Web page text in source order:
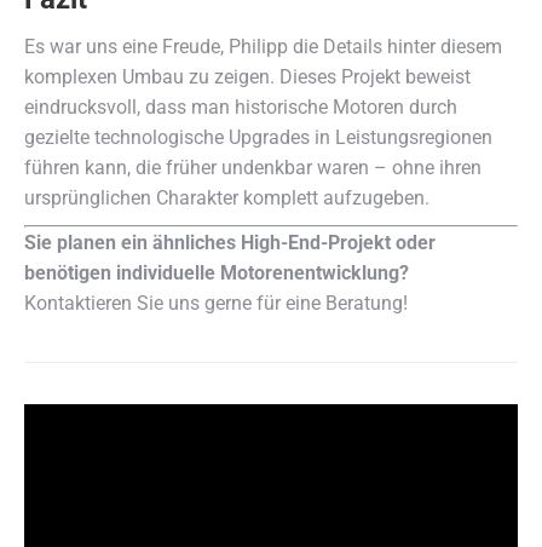
Es war uns eine Freude, Philipp die Details hinter diesem
komplexen Umbau zu zeigen. Dieses Projekt beweist
eindrucksvoll, dass man historische Motoren durch
gezielte technologische Upgrades in Leistungsregionen
führen kann, die früher undenkbar waren – ohne ihren
ursprünglichen Charakter komplett aufzugeben.
Sie planen ein ähnliches High-End-Projekt oder
benötigen individuelle Motorenentwicklung?
Kontaktieren Sie uns gerne für eine Beratung!